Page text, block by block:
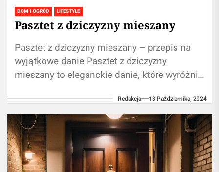
DOM I OGRÓD LIFESTYLE
Pasztet z dziczyzny mieszany
Pasztet z dziczyzny mieszany – przepis na
wyjątkowe danie Pasztet z dziczyzny
mieszany to eleganckie danie, które wyróżnia
Jest...
Redakcja 13 Października, 2024